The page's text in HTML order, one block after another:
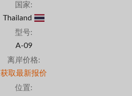
国家:
Thailand
型号:
A-09
离岸价格:
获取最新报价
位置: